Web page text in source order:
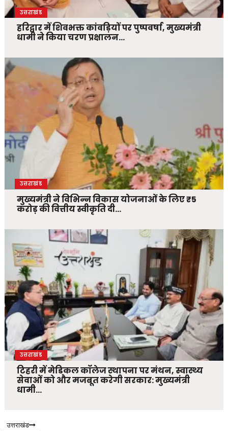
उत्तराखंड
हरिद्वार में शिवभक्त कांवड़ियों पर पुष्पवर्षा, मुख्यमंत्री
धामी ने किया चरण प्रक्षालन…
उत्तराखंड
मुख्यमंत्री ने विभिन्न विकास योजनाओं के लिए ₹5
करोड़ की वित्तीय स्वीकृति दी…
उत्तराखंड
टिहरी में मेडिकल कॉलेज स्थापना पर मंथन, स्वास्थ्य
सेवाओं को और मजबूत करेगी सरकार: मुख्यमंत्री
धामी…
उत्तराखंड